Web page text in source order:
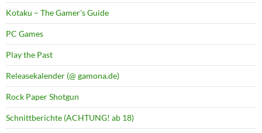
Kotaku – The Gamer's Guide
PC Games
Play the Past
Releasekalender (@ gamona.de)
Rock Paper Shotgun
Schnittberichte (ACHTUNG! ab 18)